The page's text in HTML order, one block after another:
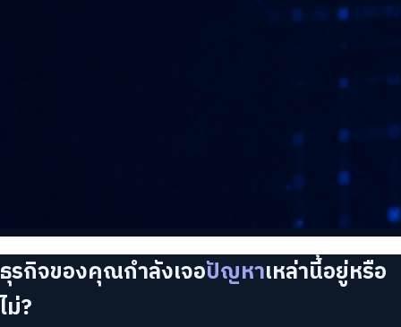
ธุรกิจของคุณกำลังเจอปัญหาเหล่านี้อยู่หรือ
ไม่?